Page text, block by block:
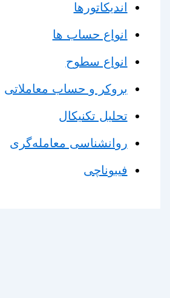
اندیکاتورها
انواع حساب ها
انواع سطوح
بروکر و حساب معاملاتی
تحلیل تکنیکال
روانشناسی معامله‌گری
فیبوناچی